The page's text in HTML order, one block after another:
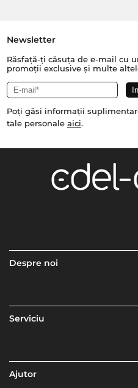
Newsletter
Răsfață-ți căsuța de e-mail cu
promoții exclusive și multe
Poți găsi informații
tale personale aici.
Despre noi
Serviciu
Ajutor